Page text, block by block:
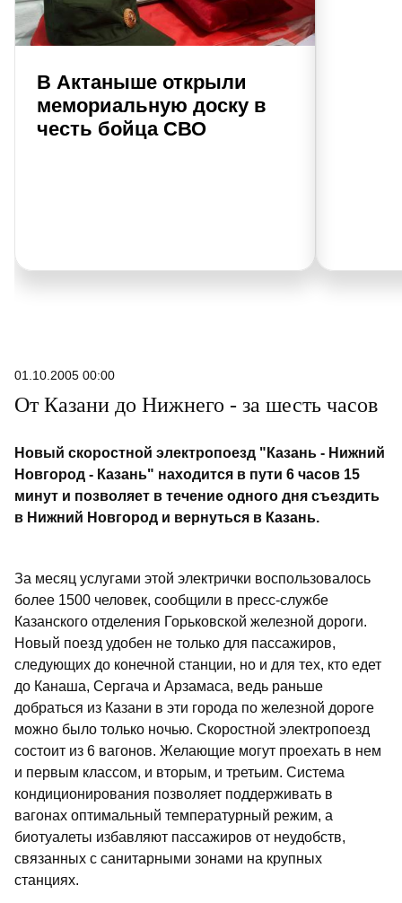
В Актаныше открыли
мемориальную доску в
честь бойца СВО
01.10.2005 00:00
От Казани до Нижнего - за шесть часов
Новый скоростной электропоезд "Казань - Нижний
Новгород - Казань" находится в пути 6 часов 15
минут и позволяет в течение одного дня съездить
в Нижний Новгород и вернуться в Казань.
За месяц услугами этой электрички воспользовалось
более 1500 человек, сообщили в пресс-службе
Казанского отделения Горьковской железной дороги.
Новый поезд удобен не только для пассажиров,
следующих до конечной станции, но и для тех, кто едет
до Канаша, Сергача и Арзамаса, ведь раньше
добраться из Казани в эти города по железной дороге
можно было только ночью. Скоростной электропоезд
состоит из 6 вагонов. Желающие могут проехать в нем
и первым классом, и вторым, и третьим. Система
кондиционирования позволяет поддерживать в
вагонах оптимальный температурный режим, а
биотуалеты избавляют пассажиров от неудобств,
связанных с санитарными зонами на крупных
станциях.